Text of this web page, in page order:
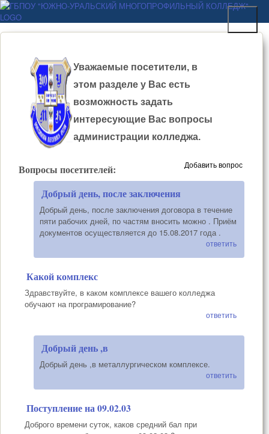
Перейти к основному
содержанию
ГБПОУ "ЮЖНО-
УРАЛЬСКИЙ
МНОГОПРОФИЛЬНЫЙ
КОЛЛЕДЖ" Уважаемые посетители, в
этом разделе у Вас есть
возможность задать
интересующие Вас вопросы
администрации колледжа.
Добавить вопрос
Вопросы посетителей:
Добрый день, после заключения
Добрый день, после заключения договора в течение
пяти рабочих дней, по частям вносить можно . Приём
документов осуществляется до 15.08.2017 года .
ответить
Какой комплекс
Здравствуйте, в каком комплексе вашего колледжа
обучают на програмирование?
ответить
Добрый день ,в
Добрый день ,в металлургическом комплексе.
ответить
Поступление на 09.02.03
Доброго времени суток, каков средний бал при